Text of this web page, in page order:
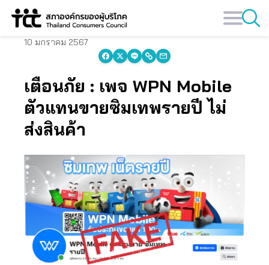
Skip
10 มกราคม 2567
เตือนภัย : เพจ WPN Mobile
ตัวแทนขายซิมเทพรายปี ไม่
ส่งสินค้า